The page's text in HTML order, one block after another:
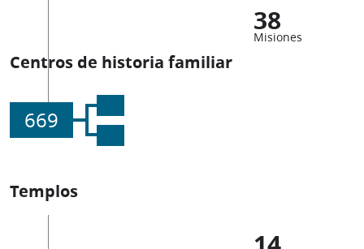
38
Misiones
Centros de historia familiar
669
Templos